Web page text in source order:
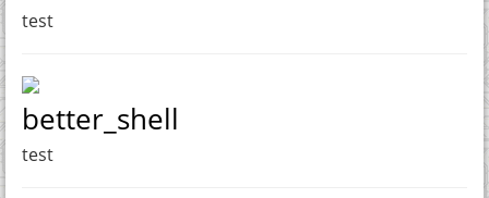
test
better_shell
test